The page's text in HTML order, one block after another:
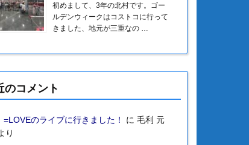
初めまして、3年の北村です。ゴー
ルデンウィークはコストコに行って
きました、地元が三重なの …
のコメント
=LOVEのライブに行きました！ に 毛利 元
り